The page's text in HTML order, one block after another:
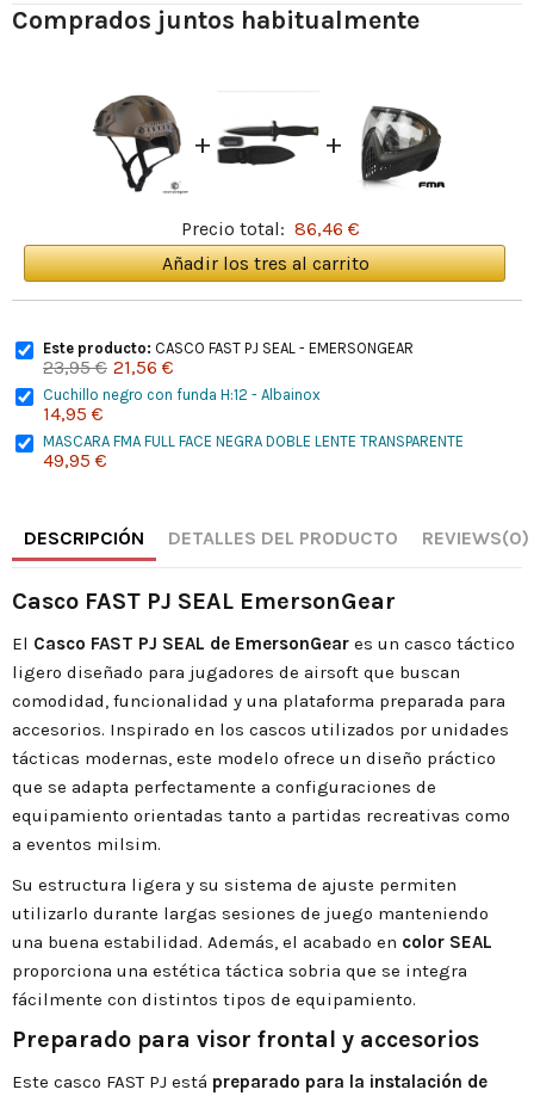
Comprados juntos habitualmente
+ +
Precio total: 86,46 €
Añadir los tres al carrito
Este producto: CASCO FAST PJ SEAL - EMERSONGEAR
23,95 € 21,56 €
Cuchillo negro con funda H:12 - Albainox
14,95 €
MASCARA FMA FULL FACE NEGRA DOBLE LENTE TRANSPARENTE
49,95 €
DESCRIPCIÓN DETALLES DEL PRODUCTO REVIEWS(0)
Casco FAST PJ SEAL EmersonGear
El Casco FAST PJ SEAL de EmersonGear es un casco táctico
ligero diseñado para jugadores de airsoft que buscan
comodidad, funcionalidad y una plataforma preparada para
accesorios. Inspirado en los cascos utilizados por unidades
tácticas modernas, este modelo ofrece un diseño práctico
que se adapta perfectamente a configuraciones de
equipamiento orientadas tanto a partidas recreativas como
a eventos milsim.
Su estructura ligera y su sistema de ajuste permiten
utilizarlo durante largas sesiones de juego manteniendo
una buena estabilidad. Además, el acabado en color SEAL
proporciona una estética táctica sobria que se integra
fácilmente con distintos tipos de equipamiento.
Preparado para visor frontal y accesorios
Este casco FAST PJ está preparado para la instalación de